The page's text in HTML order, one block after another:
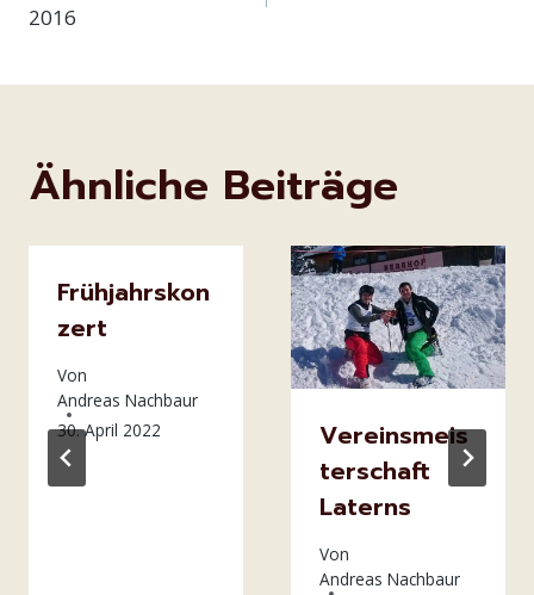
2016
Ähnliche Beiträge
Frühjahrskon
zert
Von
Andreas Nachbaur
30. April 2022
Vereinsmeis
terschaft
Laterns
Von
Andreas Nachbaur